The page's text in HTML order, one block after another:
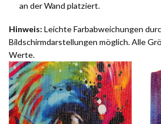
an der Wand platziert.
Hinweis: Leichte Farbabweichungen
Bildschirmdarstellungen möglich. Alle
Werte.